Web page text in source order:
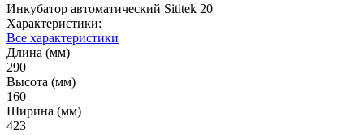
Инкубатор автоматический Sititek 20
Характеристики:
Все характеристики
Длина (мм)
290
Высота (мм)
160
Ширина (мм)
423